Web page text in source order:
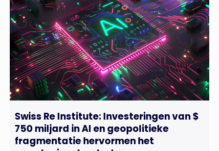
Swiss Re Institute: Investeringen van $
750 miljard in AI en geopolitieke
fragmentatie hervormen het